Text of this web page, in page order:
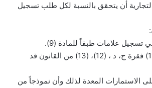
أن يتحقق بالنسبة لكل طلب تسجيل
2- أن أحكام المواد (11) فقرة ج، د ، (12)، (13) من القانون قد
الاستمارات المعدة لذلك وأن نموذجاً من